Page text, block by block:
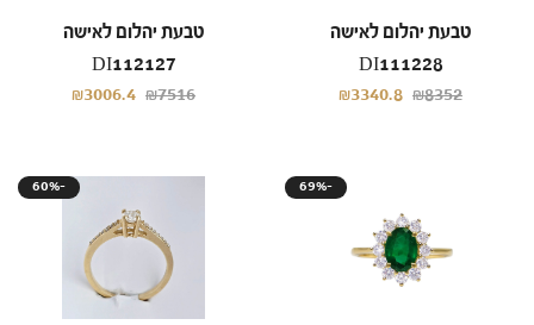
טבעת יהלום לאישה
DI112127
₪3006.4 ₪7516
טבעת יהלום לאישה
DI111228
₪3340.8 ₪8352
60%- 69%-